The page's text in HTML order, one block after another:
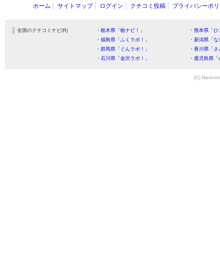
ホーム サイトマップ ログイン クチコミ投稿 プライバシーポ
全国のクチコミナビ(R) ・栃木県「栃ナビ！」
・熊本県「
・福島県「ふくラボ！」
・新潟県「
・群馬県「ぐんラボ！」
・香川県「
・石川県「金沢ラボ！」
・鹿児島県
(C)